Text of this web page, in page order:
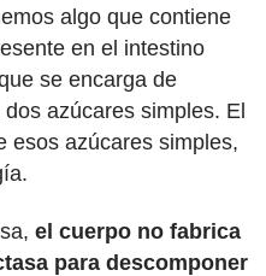
algo que contiene
en el intestino
se encarga de
azúcares simples. El
esos azúcares simples,
el cuerpo no fabrica
para descomponer